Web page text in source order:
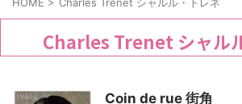
Charles Trenet シャル
Coin de rue 街角